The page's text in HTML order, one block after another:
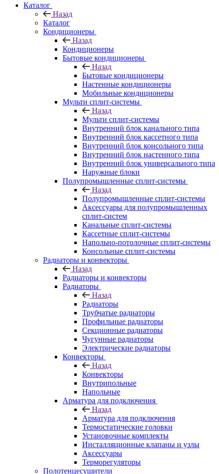
Каталог
Назад
Каталог
Кондиционеры
Назад
Кондиционеры
Бытовые кондиционеры
Назад
Бытовые кондиционеры
Настенные кондиционеры
Мобильные кондиционеры
Мульти сплит-системы
Назад
Мульти сплит-системы
Внутренний блок канального типа
Внутренний блок кассетного типа
Внутренний блок консольного типа
Внутренний блок настенного типа
Внутренний блок универсального типа
Наружные блоки
Полупромышленные сплит-системы
Назад
Полупромышленные сплит-системы
Аксессуары для полупромышленных
сплит-систем
Канальные сплит-системы
Кассетные сплит-системы
Напольно-потолочные сплит-системы
Консольные сплит-системы
Радиаторы и конвекторы
Назад
Радиаторы и конвекторы
Радиаторы
Назад
Радиаторы
Трубчатые радиаторы
Профильные радиаторы
Секционные радиаторы
Чугунные радиаторы
Электрические радиаторы
Конвекторы
Назад
Конвекторы
Внутрипольные
Напольные
Арматура для подключения
Назад
Арматура для подключения
Термостатические головки
Установочные комплекты
Инсталляционные клапаны и узлы
Аксессуары
Терморегуляторы
Полотенцесушители